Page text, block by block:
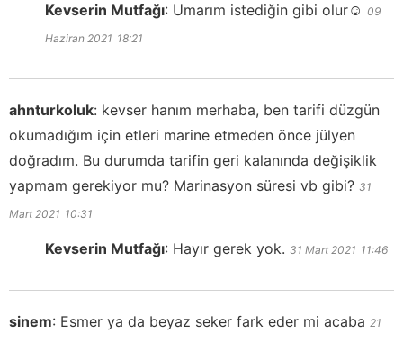
Kevserin Mutfağı: Umarım istediğin gibi olur☺️ 09
Haziran 2021 18:21
ahnturkoluk: kevser hanım merhaba, ben tarifi düzgün
okumadığım için etleri marine etmeden önce jülyen
doğradım. Bu durumda tarifin geri kalanında değişiklik
yapmam gerekiyor mu? Marinasyon süresi vb gibi? 31
Mart 2021 10:31
Kevserin Mutfağı: Hayır gerek yok. 31 Mart 2021 11:46
sinem: Esmer ya da beyaz seker fark eder mi acaba 21